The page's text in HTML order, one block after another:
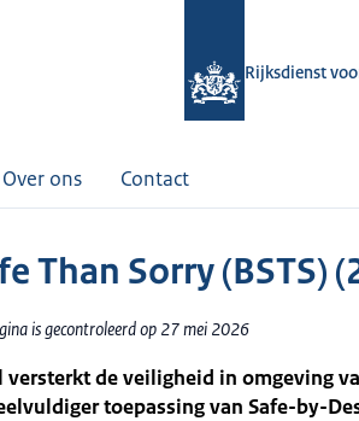
Rijksdienst
Over ons Contact
Than Sorry (BSTS)
is gecontroleerd op 27 mei 2026
versterkt de veiligheid in omgeving
toepassing van Safe-by-